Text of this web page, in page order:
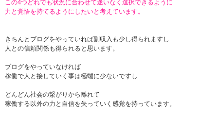
この4つどれでも状況に合わせて迷いなく選択できるように
力と覚悟を持てるようにしたいと考えています。
きちんとブログをやっていれば副収入も少し得られますし
人との信頼関係も得られると思います。
ブログをやっていなければ
稼働で人と接していく事は極端に少ないですし
どんどん社会の繋がりから離れて
稼働する以外の力と自信を失っていく感覚を持っています。